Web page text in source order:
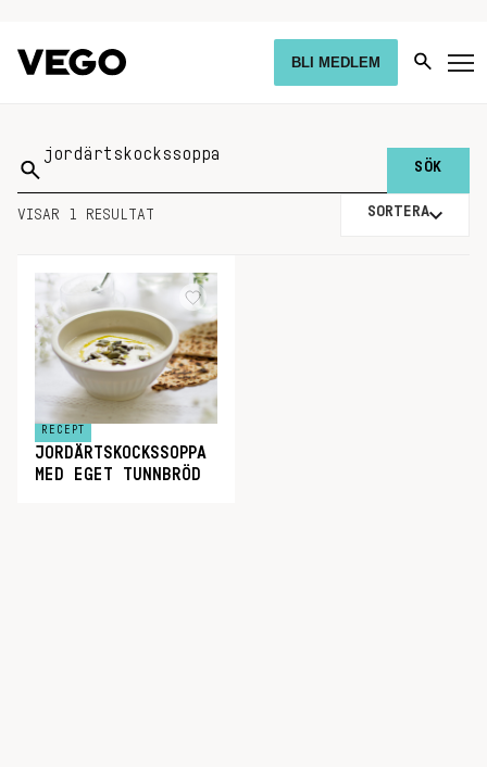
BLI MEDLEM
Sök
på:
VISAR 1 RESULTAT SORTERA
RECEPT
JORDÄRTSKOCKSSOPPA
MED EGET TUNNBRÖD